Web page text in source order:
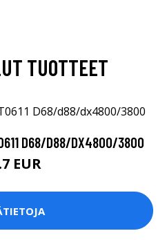
TUOTTEET
D68/D88/DX4800/3800
EUR